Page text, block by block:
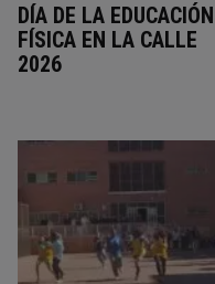
DÍA DE LA EDUCACIÓN
FÍSICA EN LA CALLE
2026